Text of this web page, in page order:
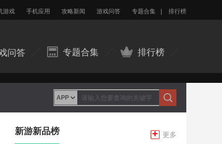
游戏 手机应用 攻略新闻 游戏问答 专题合集 排行榜
问答 专题合集 排行榜
新游新品榜 + 更多